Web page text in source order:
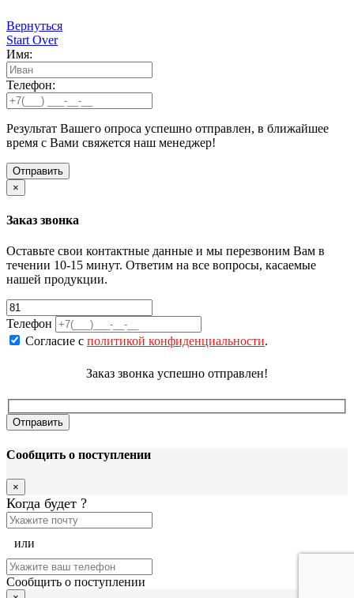
Вернуться
Start Over
Имя:
Телефон:
Результат Вашего опроса успешно отправлен, в ближайшее
время с Вами свяжется наш менеджер!
×
Заказ звонка
Оставьте свои контактные данные и мы перезвоним Вам в
течении 10-15 минут. Ответим на все вопросы, касаемые
нашей продукции.
Телефон
Согласие с политикой конфиденциальности.
Заказ звонка успешно отправлен!
Сообщить о поступлении
×
Когда будет ?
или
Сообщить о поступлении